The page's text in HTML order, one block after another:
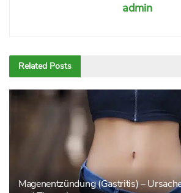
admin
Related Posts
Magenentzündung (Gastritis) –